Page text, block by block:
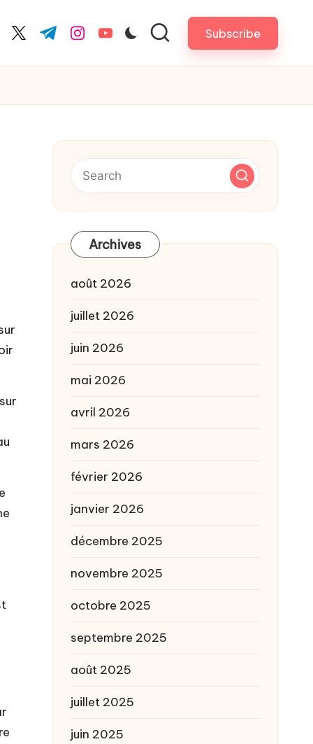
twitter.com
t.me instagram.com
youtube.com Subscribe
Archives
août 2026
juillet 2026
juin 2026
mai 2026
avril 2026
mars 2026
février 2026
janvier 2026
décembre 2025
novembre 2025
octobre 2025
septembre 2025
août 2025
juillet 2025
juin 2025